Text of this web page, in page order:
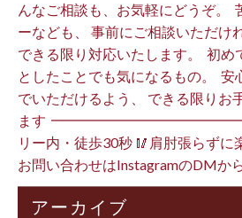
んなご相談も、お気軽にどうぞ。
ーなども、 事前にご相談いただけ
できる限り対応いたします。 ⁡ 初め
としたことでも気になるもの。
でいただけるよう、 できる限りお
ます️ ⁡ ━━━━━━━━━━━━━━
リー内・徒歩30秒 🥢肩肘張らずに
お問い合わせはInstagramのDMか
アーカイブ